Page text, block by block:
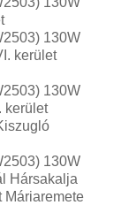
130W
kerület
130W
kerület
130W
Hársakalja
Máriaremete